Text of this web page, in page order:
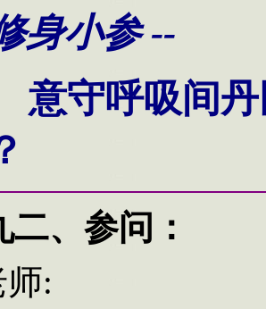
身小参 --
意守呼吸间
、 参问：
师: